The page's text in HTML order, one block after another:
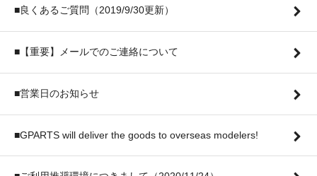
■良くあるご質問（2019/9/30更新）
■【重要】メールでのご連絡について
■営業日のお知らせ
■GPARTS will deliver the goods to overseas modelers!